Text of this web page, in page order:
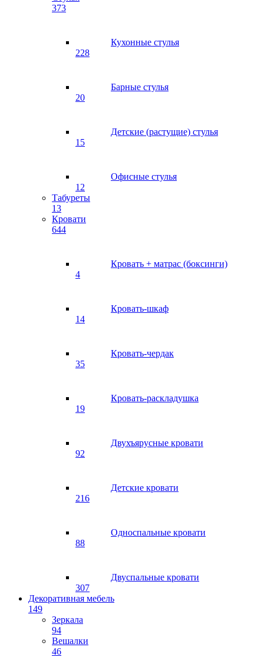
373
Кухонные стулья
228
Барные стулья
20
Детские (растущие) стулья
15
Офисные стулья
12
Табуреты
13
Кровати
644
Кровать + матрас (боксинги)
4
Кровать-шкаф
14
Кровать-чердак
35
Кровать-раскладушка
19
Двухъярусные кровати
92
Детские кровати
216
Односпальные кровати
88
Двуспальные кровати
307
Декоративная мебель
149
Зеркала
94
Вешалки
46